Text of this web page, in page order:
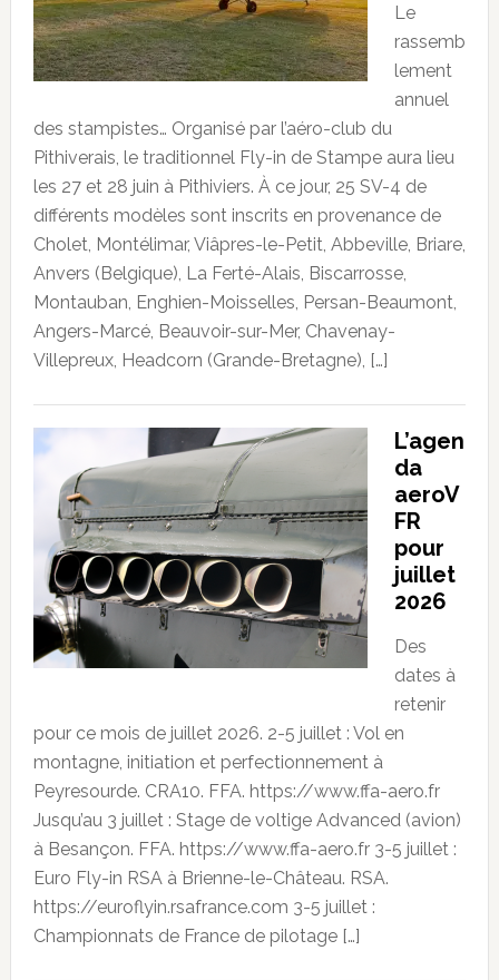
Le
rassemb
lement
annuel
des stampistes… Organisé par l’aéro-club du
Pithiverais, le traditionnel Fly-in de Stampe aura lieu
les 27 et 28 juin à Pithiviers. À ce jour, 25 SV-4 de
différents modèles sont inscrits en provenance de
Cholet, Montélimar, Viâpres-le-Petit, Abbeville, Briare,
Anvers (Belgique), La Ferté-Alais, Biscarrosse,
Montauban, Enghien-Moisselles, Persan-Beaumont,
Angers-Marcé, Beauvoir-sur-Mer, Chavenay-
Villepreux, Headcorn (Grande-Bretagne), […]
L’agen
da
aeroV
FR
pour
juillet
2026
Des
dates à
retenir
pour ce mois de juillet 2026. 2-5 juillet : Vol en
montagne, initiation et perfectionnement à
Peyresourde. CRA10. FFA. https://www.ffa-aero.fr
Jusqu’au 3 juillet : Stage de voltige Advanced (avion)
à Besançon. FFA. https://www.ffa-aero.fr 3-5 juillet :
Euro Fly-in RSA à Brienne-le-Château. RSA.
https://euroflyin.rsafrance.com 3-5 juillet :
Championnats de France de pilotage […]